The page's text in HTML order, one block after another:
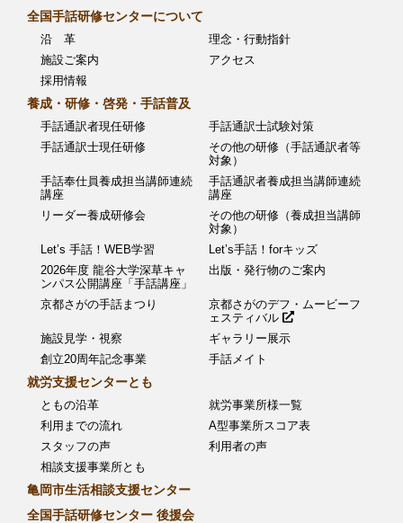
全国手話研修センターについて
沿 革
理念・行動指針
施設ご案内
アクセス
採用情報
養成・研修・啓発・手話普及
手話通訳者現任研修
手話通訳士試験対策
手話通訳士現任研修
その他の研修（手話通訳者等
対象）
手話奉仕員養成担当講師連続
講座
手話通訳者養成担当講師連続
講座
リーダー養成研修会
その他の研修（養成担当講師
対象）
Let’s 手話！WEB学習
Let’s手話！forキッズ
2026年度 龍谷大学深草キャ
ンパス公開講座「手話講座」
出版・発行物のご案内
京都さがの手話まつり
京都さがのデフ・ムービーフ
ェスティバル
施設見学・視察
ギャラリー展示
創立20周年記念事業
手話メイト
就労支援センターとも
ともの沿革
就労事業所様一覧
利用までの流れ
A型事業所スコア表
スタッフの声
利用者の声
相談支援事業所とも
亀岡市生活相談支援センター
全国手話研修センター 後援会